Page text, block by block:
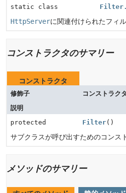
static class
HttpServerに関連付けられたフィ
コンストラクタのサマリー
コンストラクタ
修飾子
コンストラク
説明
protected
Filter()
サブクラスが呼び出すためのコンス
メソッドのサマリー